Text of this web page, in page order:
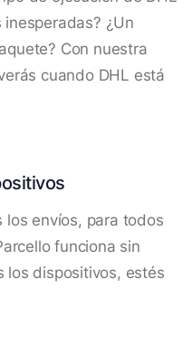
¿Un
Con nuestra
cuando DHL está
los envíos, para todos
funciona sin
los dispositivos, estés